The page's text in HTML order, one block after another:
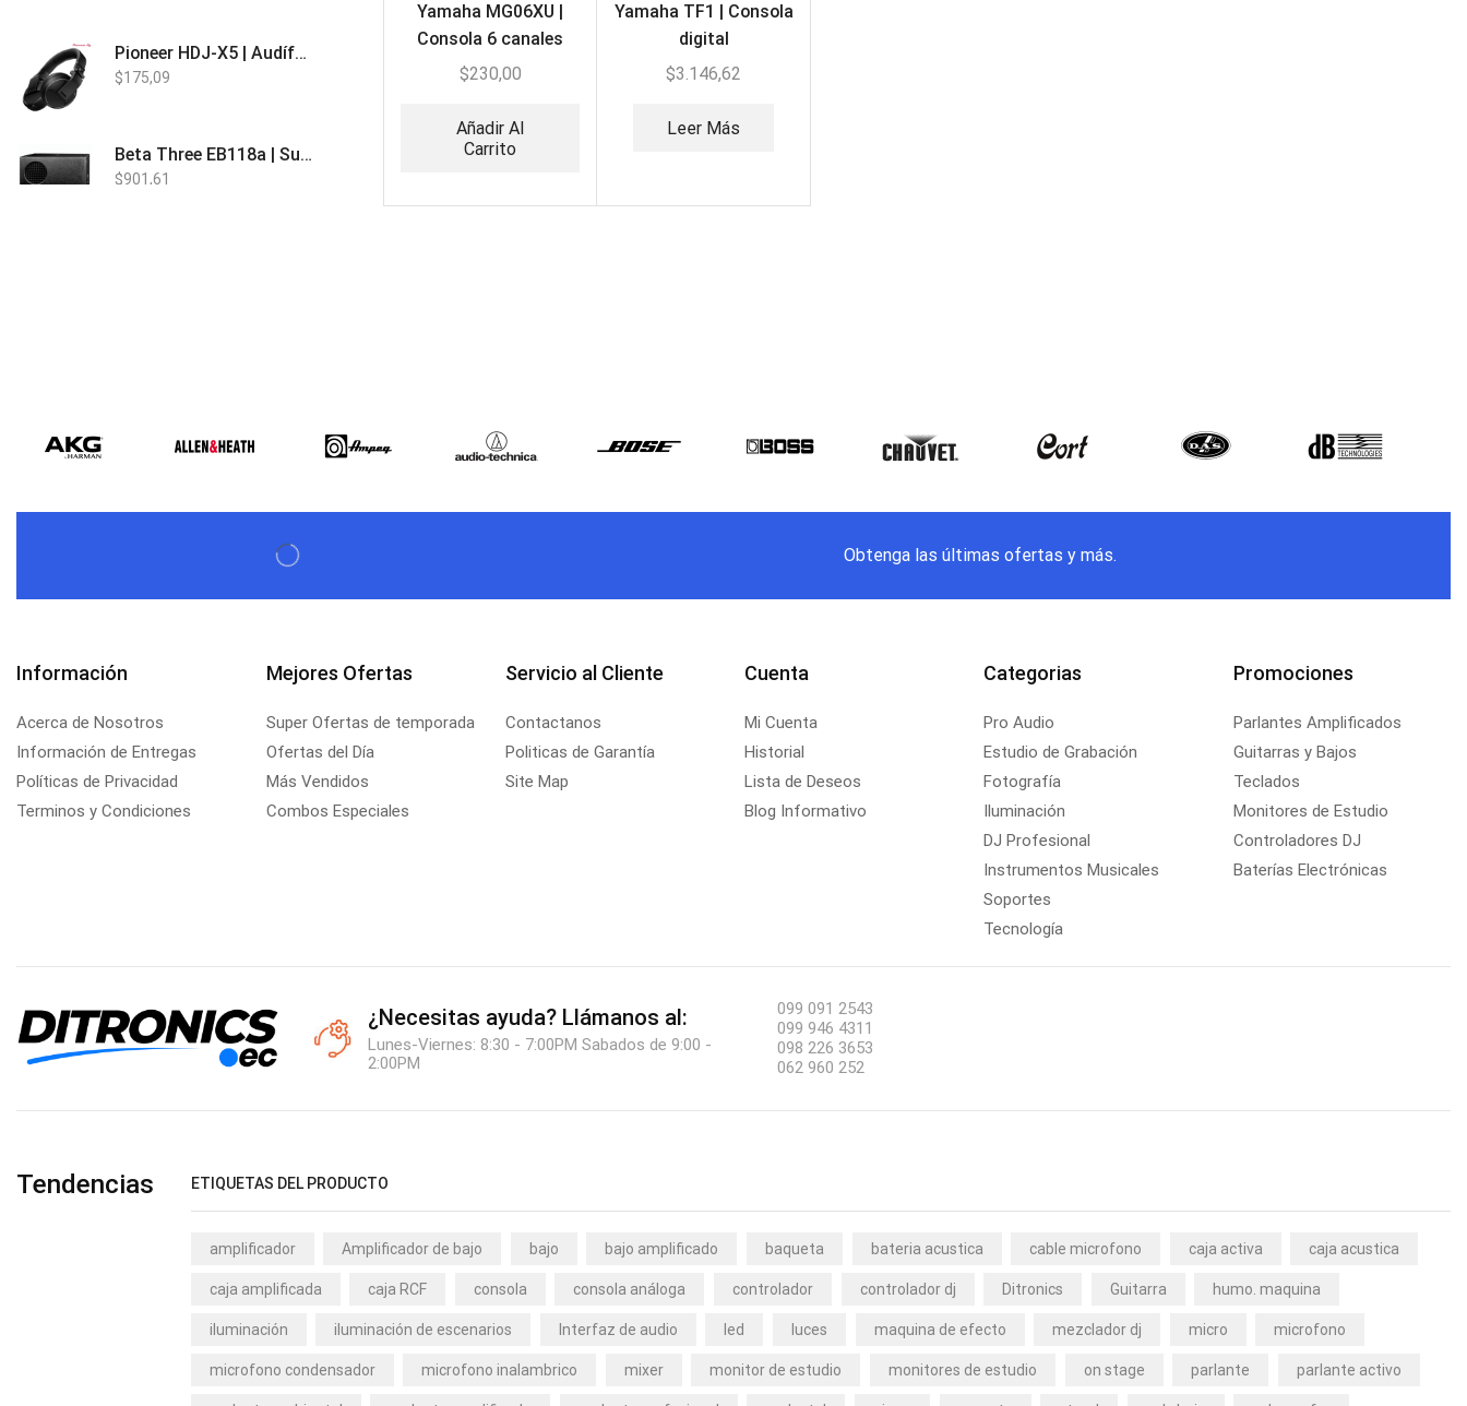
Yamaha MG06XU |
Consola 6 canales
$230,00
Añadir Al
Carrito
Yamaha TF1 | Consola
digital
$3.146,62
Leer Más
Pioneer HDJ-X5 | Audífonos para DJ
$175,09
Beta Three EB118a | Sub Bajo Activo
$901,61
Obtenga las últimas ofertas y más.
Información
Acerca de Nosotros
Información de Entregas
Políticas de Privacidad
Terminos y Condiciones
Mejores Ofertas
Super Ofertas de temporada
Ofertas del Día
Más Vendidos
Combos Especiales
Servicio al Cliente
Contactanos
Politicas de Garantía
Site Map
Cuenta
Mi Cuenta
Historial
Lista de Deseos
Blog Informativo
Categorias
Pro Audio
Estudio de Grabación
Fotografía
Iluminación
DJ Profesional
Instrumentos Musicales
Soportes
Tecnología
Promociones
Parlantes Amplificados
Guitarras y Bajos
Teclados
Monitores de Estudio
Controladores DJ
Baterías Electrónicas
¿Necesitas ayuda? Llámanos al:
Lunes-Viernes: 8:30 - 7:00PM Sabados de 9:00 -
2:00PM
099 091 2543
099 946 4311
098 226 3653
062 960 252
Tendencias ETIQUETAS DEL PRODUCTO
amplificador Amplificador de bajo bajo bajo amplificado baqueta bateria acustica cable microfono caja activa caja acustica
caja amplificada caja RCF consola consola análoga controlador controlador dj Ditronics Guitarra humo. maquina
iluminación iluminación de escenarios Interfaz de audio led luces maquina de efecto mezclador dj micro microfono
microfono condensador microfono inalambrico mixer monitor de estudio monitores de estudio on stage parlante parlante activo